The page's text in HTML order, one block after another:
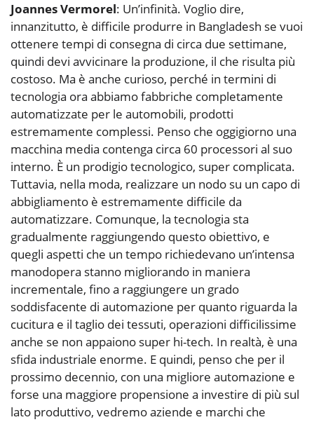
Joannes Vermorel: Un’infinità. Voglio dire,
innanzitutto, è difficile produrre in Bangladesh se vuoi
ottenere tempi di consegna di circa due settimane,
quindi devi avvicinare la produzione, il che risulta più
costoso. Ma è anche curioso, perché in termini di
tecnologia ora abbiamo fabbriche completamente
automatizzate per le automobili, prodotti
estremamente complessi. Penso che oggigiorno una
macchina media contenga circa 60 processori al suo
interno. È un prodigio tecnologico, super complicata.
Tuttavia, nella moda, realizzare un nodo su un capo di
abbigliamento è estremamente difficile da
automatizzare. Comunque, la tecnologia sta
gradualmente raggiungendo questo obiettivo, e
quegli aspetti che un tempo richiedevano un’intensa
manodopera stanno migliorando in maniera
incrementale, fino a raggiungere un grado
soddisfacente di automazione per quanto riguarda la
cucitura e il taglio dei tessuti, operazioni difficilissime
anche se non appaiono super hi-tech. In realtà, è una
sfida industriale enorme. E quindi, penso che per il
prossimo decennio, con una migliore automazione e
forse una maggiore propensione a investire di più sul
lato produttivo, vedremo aziende e marchi che